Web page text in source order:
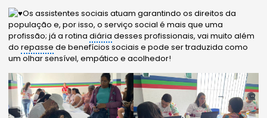
Os assistentes sociais atuam garantindo os direitos da
população e, por isso, o serviço social é mais que uma
profissão; já a rotinadiária desses profissionais, vai muitoalém
dorepasse de benefícios sociais e pode ser traduzida como
um olhar sensível, empático e acolhedor!